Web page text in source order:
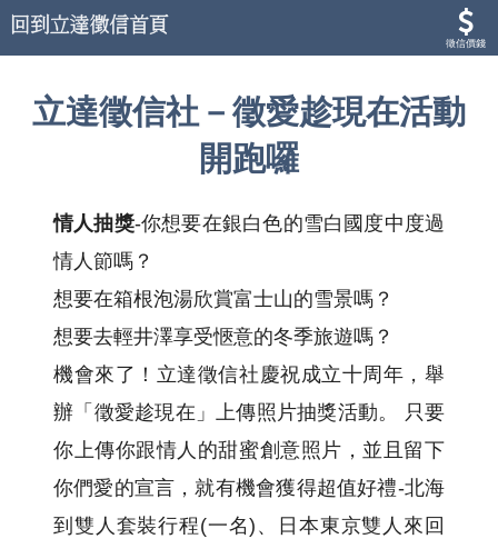
徵信價錢
立達徵信社－徵愛趁現在活動
開跑囉
情人抽獎-你想要在銀白色的雪白國度中度過
情人節嗎？
想要在箱根泡湯欣賞富士山的雪景嗎？
想要去輕井澤享受愜意的冬季旅遊嗎？
機會來了！立達徵信社慶祝成立十周年，舉
辦「徵愛趁現在」上傳照片抽獎活動。 只要
你上傳你跟情人的甜蜜創意照片，並且留下
你們愛的宣言，就有機會獲得超值好禮-北海
到雙人套裝行程(一名)、日本東京雙人來回